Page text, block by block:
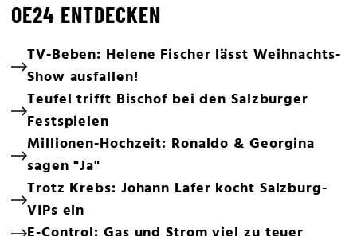
OE24 ENTDECKEN
TV-Beben: Helene Fischer lässt Weihnachts-
Show ausfallen!
Teufel trifft Bischof bei den Salzburger
Festspielen
Millionen-Hochzeit: Ronaldo & Georgina
sagen "Ja"
Trotz Krebs: Johann Lafer kocht Salzburg-
VIPs ein